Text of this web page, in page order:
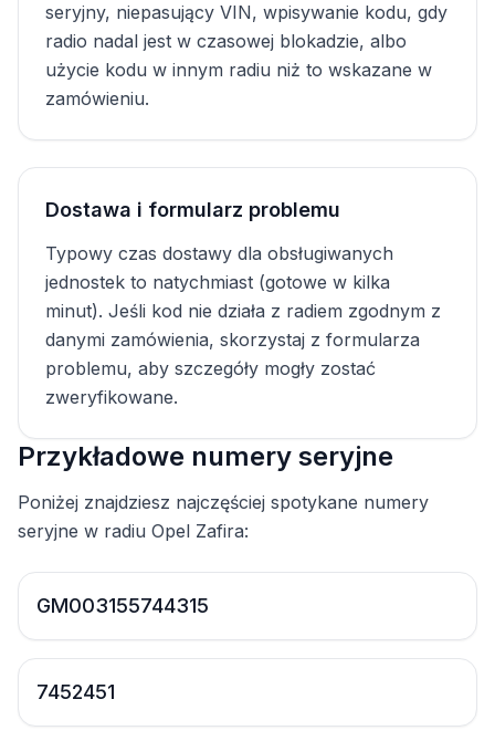
seryjny, niepasujący VIN, wpisywanie kodu, gdy
radio nadal jest w czasowej blokadzie, albo
użycie kodu w innym radiu niż to wskazane w
zamówieniu.
Dostawa i formularz problemu
Typowy czas dostawy dla obsługiwanych
jednostek to natychmiast (gotowe w kilka
minut). Jeśli kod nie działa z radiem zgodnym z
danymi zamówienia, skorzystaj z formularza
problemu, aby szczegóły mogły zostać
zweryfikowane.
Przykładowe numery seryjne
Poniżej znajdziesz najczęściej spotykane numery
seryjne w radiu Opel Zafira:
GM003155744315
7452451